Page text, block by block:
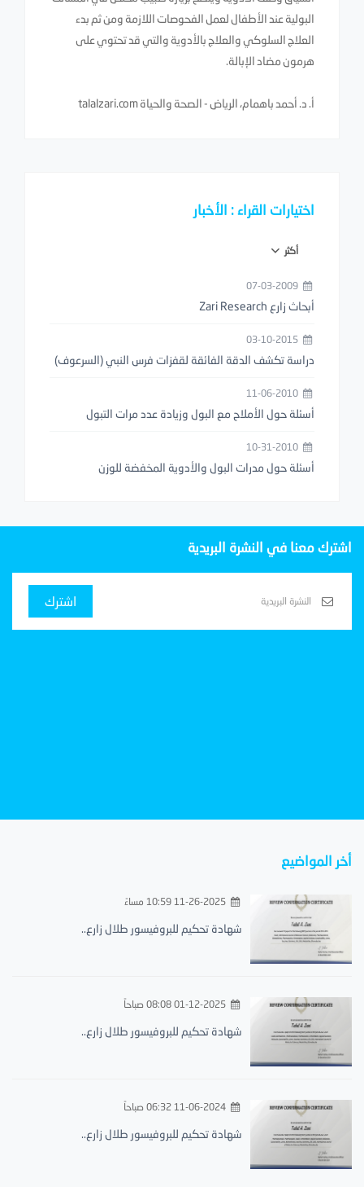
البولية عند الأطفال لعمل الفحوصات اللازمة ومن ثم بدء
العلاج السلوكي والعلاج بالأدوية والتي قد تحتوي على
هرمون مضاد الإبالة.
أ. د. أحمد باهمام، الرياض - الصحة والحياة talalzari.com
اختيارات القراء : الأخبار
أكثر
أبحاث زارع Zari Research
دراسة تكشف الدقة الفائقة لقفزات فرس النبي (السرعوف)
أسئلة حول الأملاح مع البول وزيادة عدد مرات التبول
أسئلة حول مدرات البول والأدوية المخفضة للوزن
اشترك معنا في النشرة البريدية
اشترك
أخر المواضيع
11-26-2025 10:59 مساءً
شهادة تحكيم للبروفيسور طلال زارع..
01-12-2025 08:08 صباحاً
شهادة تحكيم للبروفيسور طلال زارع..
11-06-2024 06:32 صباحاً
شهادة تحكيم للبروفيسور طلال زارع..